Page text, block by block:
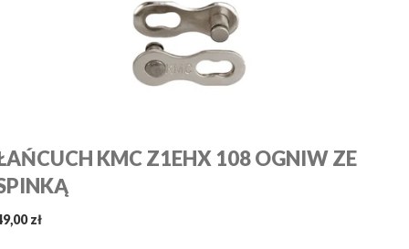
KMC Z1EHX 108 OGNIW ZE
zł